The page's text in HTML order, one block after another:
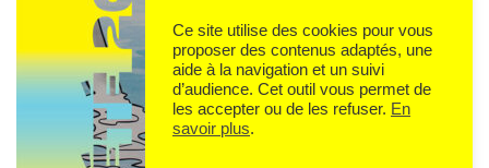
Ce site utilise des cookies pour vous
proposer des contenus adaptés, une
aide à la navigation et un suivi
d’audience. Cet outil vous permet de
les accepter ou de les refuser. En
savoir plus.